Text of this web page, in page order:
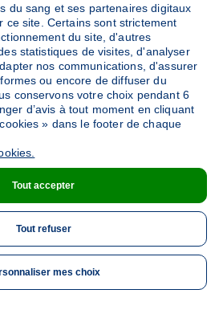
ME
du sang et ses partenaires digitaux
ce site. Certains sont strictement
du site, d'autres
statistiques de visites, d'analyser
nos communications, d'assurer
ou encore de diffuser du
conservons votre choix pendant 6
d’avis à tout moment en cliquant
» dans le footer de chaque
Tout accepter
Tout refuser
mes choix